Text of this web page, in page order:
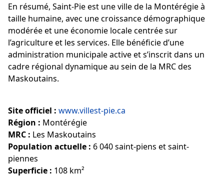
En résumé, Saint-Pie est une ville de la Montérégie à
taille humaine, avec une croissance démographique
modérée et une économie locale centrée sur
l’agriculture et les services. Elle bénéficie d’une
administration municipale active et s’inscrit dans un
cadre régional dynamique au sein de la MRC des
Maskoutains.
Site officiel : www.villest-pie.ca
Région : Montérégie
MRC : Les Maskoutains
Population actuelle : 6 040 saint-piens et saint-
piennes
Superficie : 108 km²